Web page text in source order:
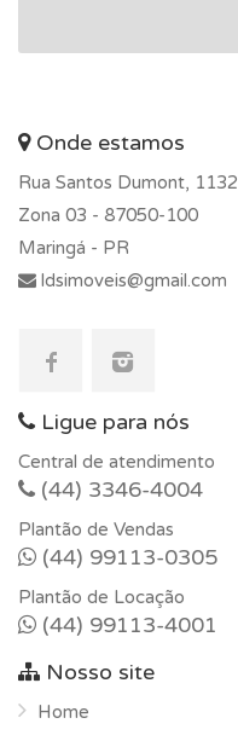
Onde estamos
Rua Santos Dumont, 1132
Zona 03 - 87050-100
Maringá - PR
ldsimoveis@gmail.com
Ligue para nós
Central de atendimento
(44) 3346-4004
Plantão de Vendas
(44) 99113-0305
Plantão de Locação
(44) 99113-4001
Nosso site
Home